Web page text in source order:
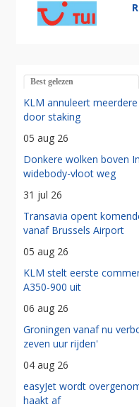
Best gelezen
KLM annuleert
door staking
05 aug 26
Donkere wolken boven
widebody-vloot weg
31 jul 26
Transavia opent
vanaf Brussels Airport
05 aug 26
KLM stelt eerste
A350-900 uit
06 aug 26
Groningen vanaf nu
zeven uur rijden'
04 aug 26
easyJet wordt
haakt af